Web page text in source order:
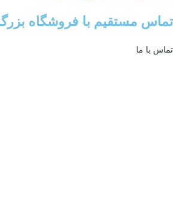
تماس مستقیم با فروشگاه
تماس با ما